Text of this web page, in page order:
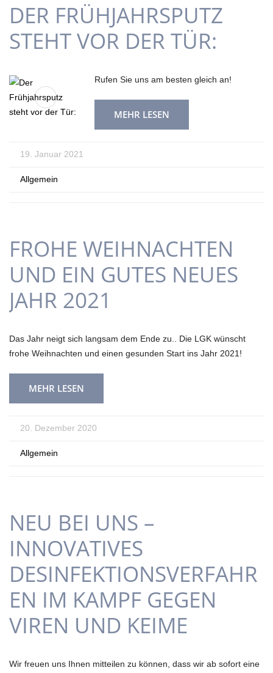
DER FRÜHJAHRSPUTZ
STEHT VOR DER TÜR:
Rufen Sie uns am besten gleich an!
MEHR LESEN
19. Januar 2021
Allgemein
FROHE WEIHNACHTEN
UND EIN GUTES NEUES
JAHR 2021
Das Jahr neigt sich langsam dem Ende zu.. Die LGK wünscht
frohe Weihnachten und einen gesunden Start ins Jahr 2021!
MEHR LESEN
20. Dezember 2020
Allgemein
NEU BEI UNS –
INNOVATIVES
DESINFEKTIONSVERFAHR
EN IM KAMPF GEGEN
VIREN UND KEIME
Wir freuen uns Ihnen mitteilen zu können, dass wir ab sofort eine